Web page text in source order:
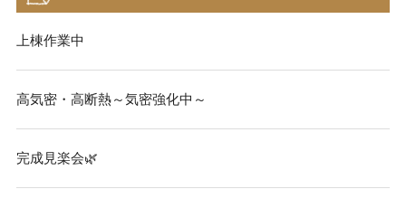
上棟作業中
高気密・高断熱～気密強化中～
完成見楽会🌿